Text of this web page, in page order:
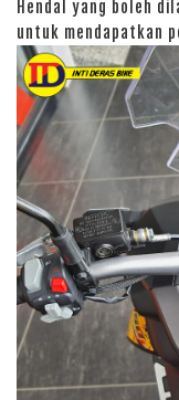
Hendal yang boleh
untuk mendapatkan